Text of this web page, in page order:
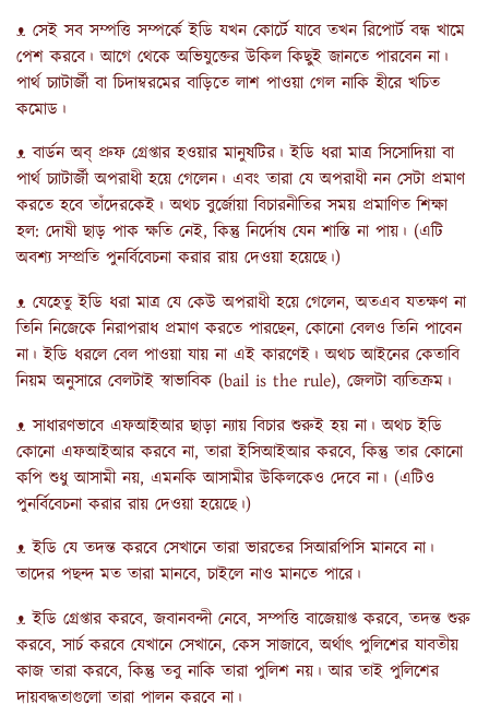
ᴥ সেই সব সম্পত্তি সম্পর্কে ইডি যখন কোর্টে যাবে তখন রিপোর্ট বন্ধ খামে
পেশ করবে। আগে থেকে অভিযুক্তের উকিল কিছুই জানতে পারবেন না।
পার্থ চ্যাটার্জী বা চিদাম্বরমের বাড়িতে লাশ পাওয়া গেল নাকি হীরে খচিত
কমোড।
ᴥ বার্ডন অব্‌ প্রুফ গ্রেপ্তার হওয়ার মানুষটির। ইডি ধরা মাত্র সিসোদিয়া বা
পার্থ চ্যাটার্জী অপরাধী হয়ে গেলেন। এবং তারা যে অপরাধী নন সেটা প্রমাণ
করতে হবে তাঁদেরকেই। অথচ বুর্জোয়া বিচারনীতির সময় প্রমাণিত শিক্ষা
হল: দোষী ছাড় পাক ক্ষতি নেই, কিন্তু নির্দোষ যেন শাস্তি না পায়। (এটি
অবশ্য সম্প্রতি পুনর্বিবেচনা করার রায় দেওয়া হয়েছে।)
ᴥ যেহেতু ইডি ধরা মাত্র যে কেউ অপরাধী হয়ে গেলেন, অতএব যতক্ষণ না
তিনি নিজেকে নিরাপরাধ প্রমাণ করতে পারছেন, কোনো বেলও তিনি পাবেন
না। ইডি ধরলে বেল পাওয়া যায় না এই কারণেই। অথচ আইনের কেতাবি
নিয়ম অনুসারে বেলটাই স্বাভাবিক (bail is the rule), জেলটা ব্যতিক্রম।
ᴥ সাধারণভাবে এফআইআর ছাড়া ন্যায় বিচার শুরুই হয় না। অথচ ইডি
কোনো এফআইআর করবে না, তারা ইসিআইআর করবে, কিন্তু তার কোনো
কপি শুধু আসামী নয়, এমনকি আসামীর উকিলকেও দেবে না। (এটিও
পুনর্বিবেচনা করার রায় দেওয়া হয়েছে।)
ᴥ ইডি যে তদন্ত করবে সেখানে তারা ভারতের সিআরপিসি মানবে না।
তাদের পছন্দ মত তারা মানবে, চাইলে নাও মানতে পারে।
ᴥ ইডি গ্রেপ্তার করবে, জবানবন্দী নেবে, সম্পত্তি বাজেয়াপ্ত করবে, তদন্ত শুরু
করবে, সার্চ করবে যেখানে সেখানে, কেস সাজাবে, অর্থাৎ পুলিশের যাবতীয়
কাজ তারা করবে, কিন্তু তবু নাকি তারা পুলিশ নয়। আর তাই পুলিশের
দায়বদ্ধতাগুলো তারা পালন করবে না।